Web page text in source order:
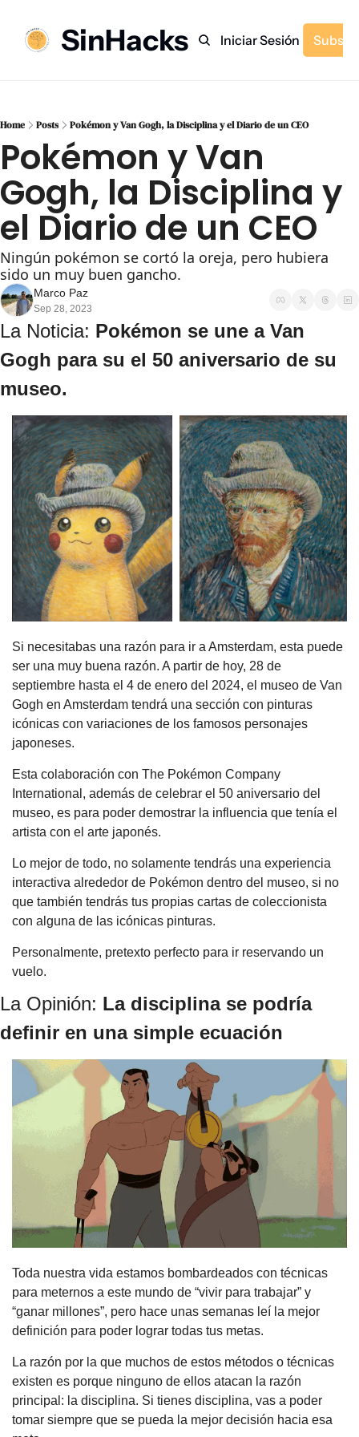
SinHacks
Inicio Archivo Etiquetas Recomendaciones
Iniciar Sesión
Home Posts Pokémon y Van Gogh, la Disciplina y el Diario de un CEO
Pokémon y Van
Gogh, la Disciplina y
el Diario de un CEO
Ningún pokémon se cortó la oreja, pero hubiera
sido un muy buen gancho.
Marco Paz
Sep 28, 2023
La Noticia: Pokémon se une a Van
Gogh para su el 50 aniversario de su
museo.
Si necesitabas una razón para ir a Amsterdam, esta puede
ser una muy buena razón. A partir de hoy, 28 de
septiembre hasta el 4 de enero del 2024, el museo de Van
Gogh en Amsterdam tendrá una sección con pinturas
icónicas con variaciones de los famosos personajes
japoneses.
Esta colaboración con The Pokémon Company
International, además de celebrar el 50 aniversario del
museo, es para poder demostrar la influencia que tenía el
artista con el arte japonés.
Lo mejor de todo, no solamente tendrás una experiencia
interactiva alrededor de Pokémon dentro del museo, si no
que también tendrás tus propias cartas de coleccionista
con alguna de las icónicas pinturas.
Personalmente, pretexto perfecto para ir reservando un
vuelo.
La Opinión: La disciplina se podría
definir en una simple ecuación
Toda nuestra vida estamos bombardeados con técnicas
para meternos a este mundo de “vivir para trabajar” y
“ganar millones”, pero hace unas semanas leí la mejor
definición para poder lograr todas tus metas.
La razón por la que muchos de estos métodos o técnicas
existen es porque ninguno de ellos atacan la razón
principal: la disciplina. Si tienes disciplina, vas a poder
tomar siempre que se pueda la mejor decisión hacia esa